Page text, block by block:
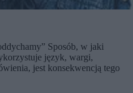
Sposób, w jaki
język, wargi,
jest konsekwencją tego